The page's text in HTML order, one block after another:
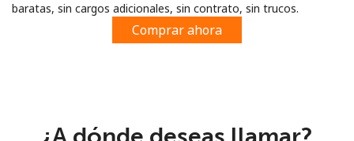
baratas, sin cargos adicionales, sin contrato, sin trucos.
Comprar ahora